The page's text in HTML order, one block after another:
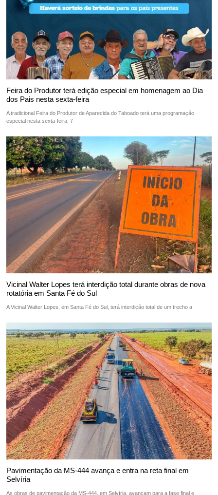
Feira do Produtor terá edição especial em homenagem ao Dia
dos Pais nesta sexta-feira
A tradicional Feira do Produtor de Aparecida do Taboado terá uma programação
especial nesta sexta-feira, 7
Vicinal Walter Lopes terá interdição total durante obras de nova
rotatória em Santa Fé do Sul
A Vicinal Walter Lopes, em Santa Fé do Sul, terá interdição total de um trecho a
Pavimentação da MS-444 avança e entra na reta final em
Selvíria
As obras de pavimentação da MS-444, em Selvíria, avançam para a fase final e